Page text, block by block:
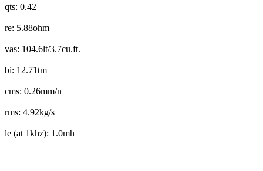
qts: 0.42
re: 5.88ohm
vas: 104.6lt/3.7cu.ft.
bi: 12.71tm
cms: 0.26mm/n
rms: 4.92kg/s
le (at 1khz): 1.0mh